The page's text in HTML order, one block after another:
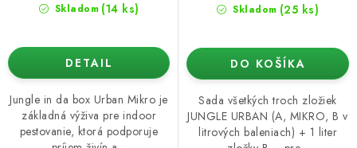
Skladom (14 ks)
DETAIL
Jungle in da box Urban Mikro je
základná výživa pre indoor
pestovanie, ktorá podporuje
Skladom (25 ks)
DO KOŠÍKA
Sada všetkých troch zložiek
JUNGLE URBAN (A, MIKRO, B v
litrových baleniach) + 1 liter